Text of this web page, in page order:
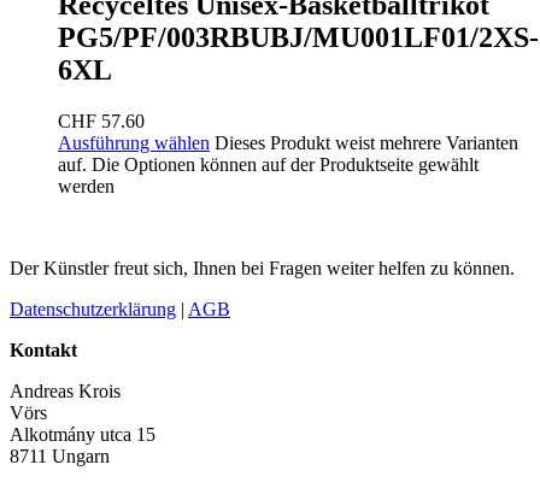
PG5/PF/003RBUBJ/MU001LF01/2XS-
6XL
CHF 57.60
Ausführung wählen Dieses Produkt weist mehrere Varianten
auf. Die Optionen können auf der Produktseite gewählt
werden
Der Künstler freut sich, Ihnen bei Fragen weiter helfen zu können.
Datenschutzerklärung | AGB
Kontakt
Andreas Krois
Vörs
Alkotmány utca 15
8711 Ungarn